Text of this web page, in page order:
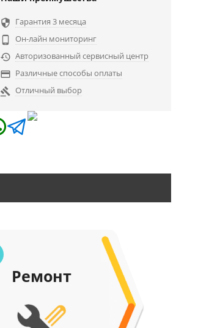
 Гарантия 3 месяца

Он-лайн мониторинг
 Авторизованный сервисный центр
 Различные способы оплаты
 Отличный выбор
Ремонт